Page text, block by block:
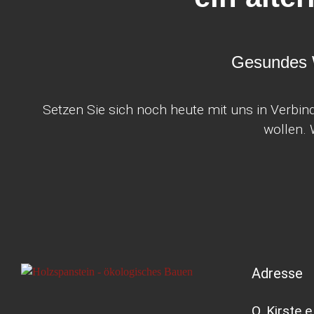
Gesundes
Setzen Sie sich noch heute mit uns in
wollen.
Adresse
O. Kirste